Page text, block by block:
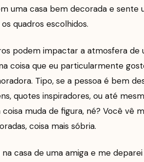
uma casa bem decorada e sente
quadros escolhidos.
podem impactar a atmosfera de
coisa que eu particularmente
Tipo, se a pessoa é bem
quotes inspiradores, ou até
muda de figura, né? Você vê
coisa mais sóbria.
na casa de uma amiga e me